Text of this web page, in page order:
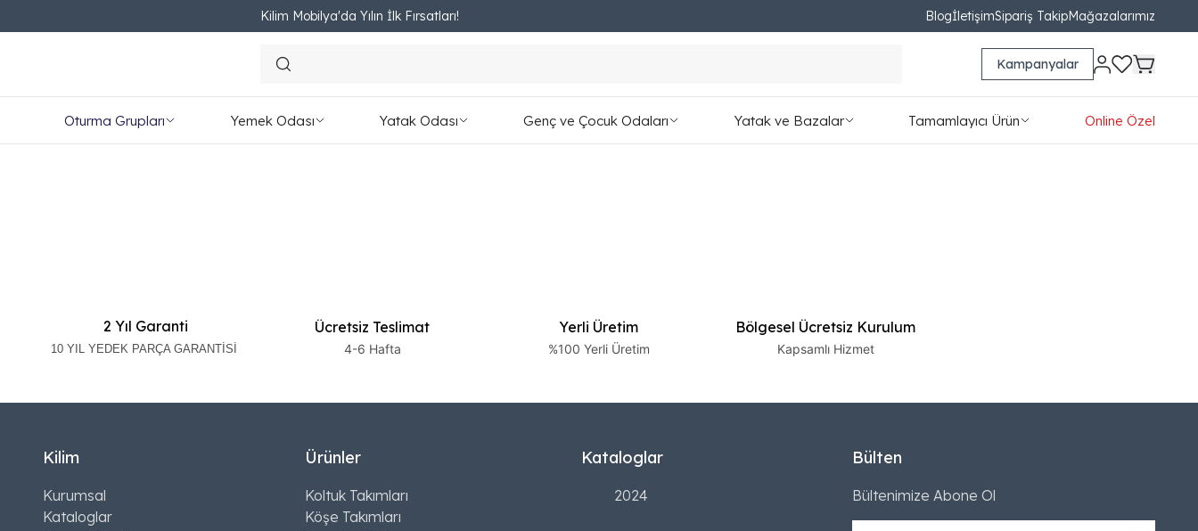
Kilim Mobilya'da Yılın İlk Fırsatları! BlogİletişimSipariş TakipMağazalarımız
Kampanyalar
Oturma Grupları Yemek Odası Yatak Odası Genç ve Çocuk Odaları Yatak ve Bazalar Tamamlayıcı Ürün Online Özel
2 Yıl Garanti
10 YIL YEDEK PARÇA GARANTİSİ
Ücretsiz Teslimat
4-6 Hafta
Yerli Üretim
%100 Yerli Üretim
Bölgesel Ücretsiz Kurulum
Kapsamlı Hizmet
Kilim
Kurumsal
Kataloglar
Ürünler
Koltuk Takımları
Köşe Takımları
Kataloglar
2024
Bülten
Bültenimize Abone Ol